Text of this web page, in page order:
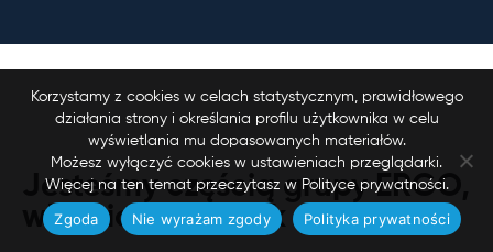
Jesteśmy częścią grupy ERGO,
właścicielamarek
Korzystamy z cookies w celach statystycznym, prawidłowego
działania strony i określania profilu użytkownika w celu
wyświetlania mu dopasowanych materiałów.
Możesz wyłączyć cookies w ustawieniach przeglądarki.
Więcej na ten temat przeczytasz w Polityce prywatności.
Zgoda Nie wyrażam zgody Polityka prywatności